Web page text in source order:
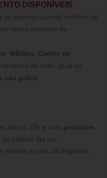
DISPONÍVEIS
ou apenas quando receber os
varios métodos de
MBWay
Cartão de
compras de valor igual ou
são grátis
até às 12h e com produtos
no próprio dia por
recebe no dia útil seguinte.